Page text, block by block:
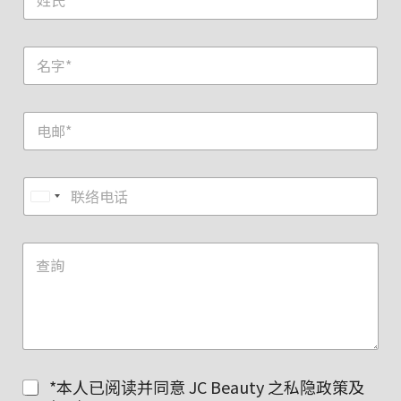
i
t
a *本人已阅读并同意 JC Beauty 之私隐政策及